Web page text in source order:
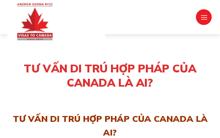
content
TƯ VẤN DI TRÚ HỢP PHÁP CỦA
CANADA LÀ AI?
TƯ VẤN DI TRÚ HỢP PHÁP CỦA CANADA LÀ
AI?